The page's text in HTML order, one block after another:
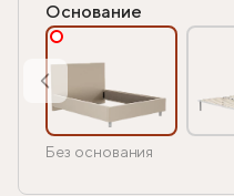
Основание
Без основания